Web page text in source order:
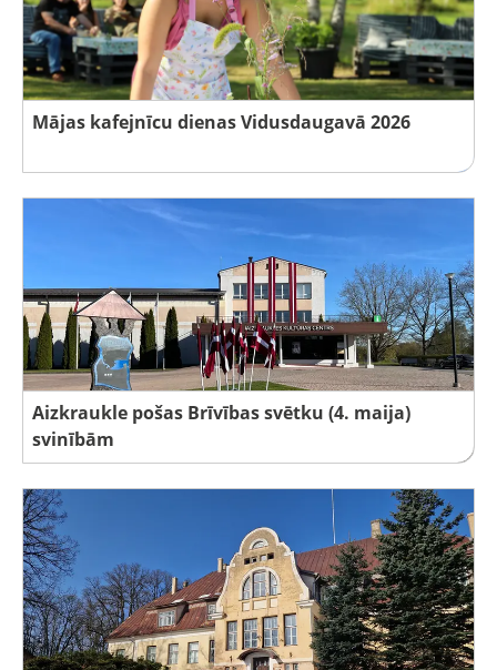
Mājas kafejnīcu dienas Vidusdaugavā 2026
Aizkraukle pošas Brīvības svētku (4. maija)
svinībām